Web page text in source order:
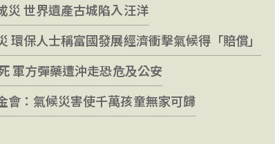
災 世界遺產古城陷入汪洋
環保人士稱富國發展經濟衝擊氣候得「賠償」
軍方彈藥遭沖走恐危及公安
會：氣候災害使千萬孩童無家可歸